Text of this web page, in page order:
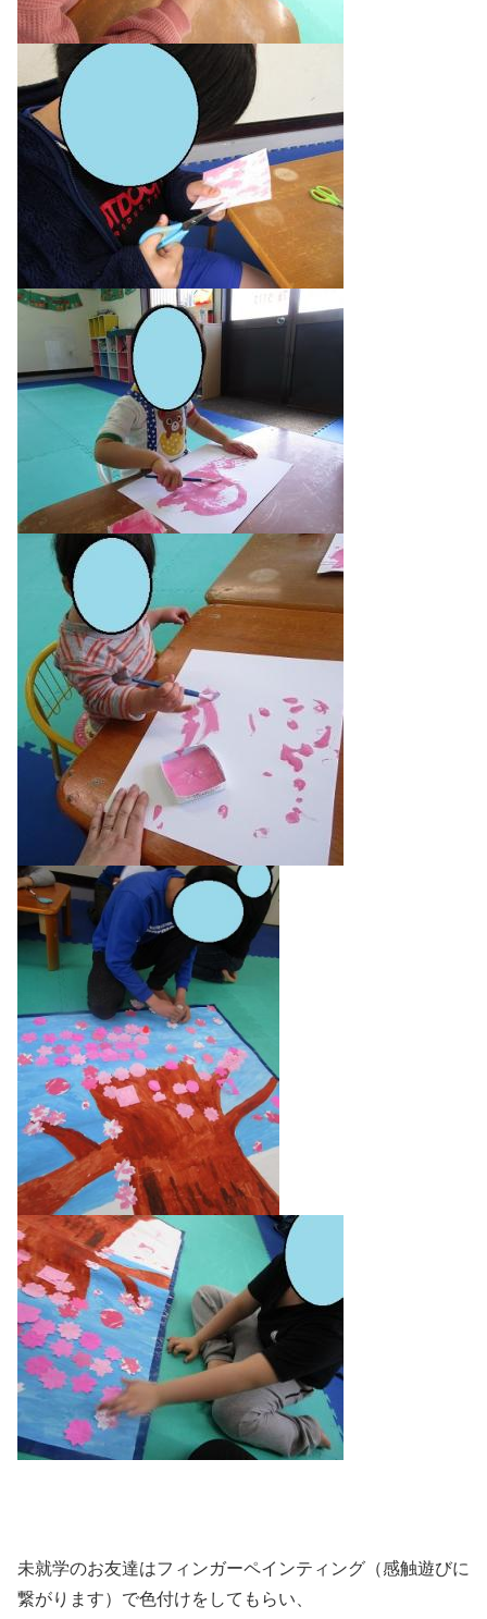
未就学のお友達はフィンガーペインティング（感触遊びに
繋がります）で色付けをしてもらい、